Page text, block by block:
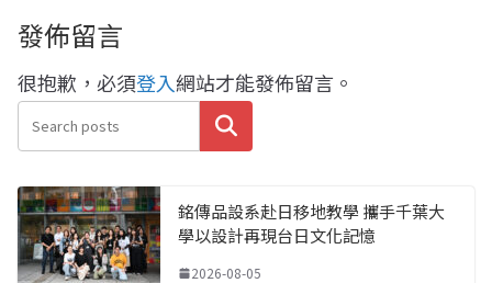
發佈留言
很抱歉，必須登入網站才能發佈留言。
搜尋
銘傳品設系赴日移地教學 攜手千葉大
學以設計再現台日文化記憶
2026-08-05